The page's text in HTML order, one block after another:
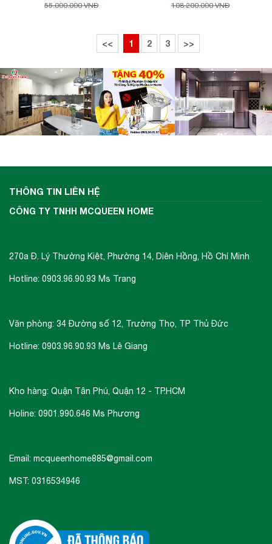
Kích thước lắp đặt lò nướng kết hợp vi sóng
Mặt kính màu đen phối inox.
Công suất:
+ Nướng: 1700W
+ Đối lưu: 1650W
Điện áp: 220-240V/50Hz.
Tiện ích: Hẹn giờ nấu, khóa an toàn đối với trẻ
nhiệt.
Đa chức năng: 5 mức công suất vi sóng, rã
55.000.000 VNĐ 108.200.000 VNĐ
<< 1 2 3 >>
THÔNG TIN LIÊN HỆ
CÔNG TY TNHH MCQUEEN HOME
270a Đ. Lý Thường Kiệt, Phường 14, Diên Hồng, Hồ Chí Minh
Hotline: 0903.96.90.93 Ms Trang
Văn phòng: 34 Đường số 12, Trường Thọ, TP Thủ Đức
Hotline: 0903.96.90.93 Ms Lê Giang
Kho hàng: Quận Tân Phú, Quận 12 - TP.HCM
Holine: 0901.990.646 Ms Phương
Email: mcqueenhome885@gmail.com
MST: 0316534946